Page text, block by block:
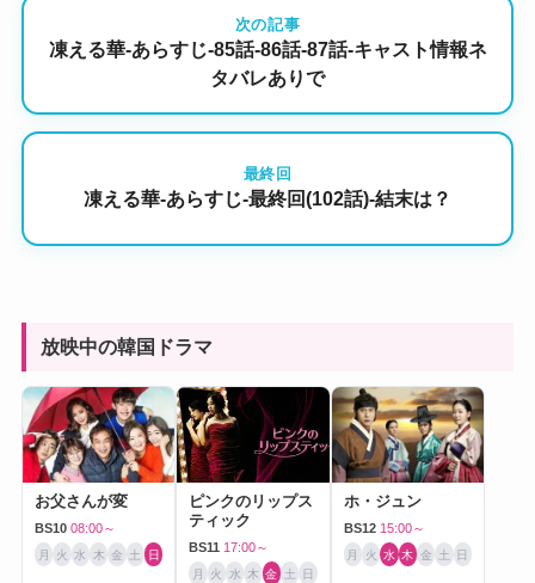
次の記事
凍える華-あらすじ-85話-86話-87話-キャスト情報ネ
タバレありで
最終回
凍える華-あらすじ-最終回(102話)-結末は？
放映中の韓国ドラマ
お父さんが変
BS10 08:00～
月 火 水 木 金 土 日
ピンクのリップス
ティック
BS11 17:00～
月 火 水 木 金 土 日
ホ・ジュン
BS12 15:00～
月 火 水 木 金 土 日